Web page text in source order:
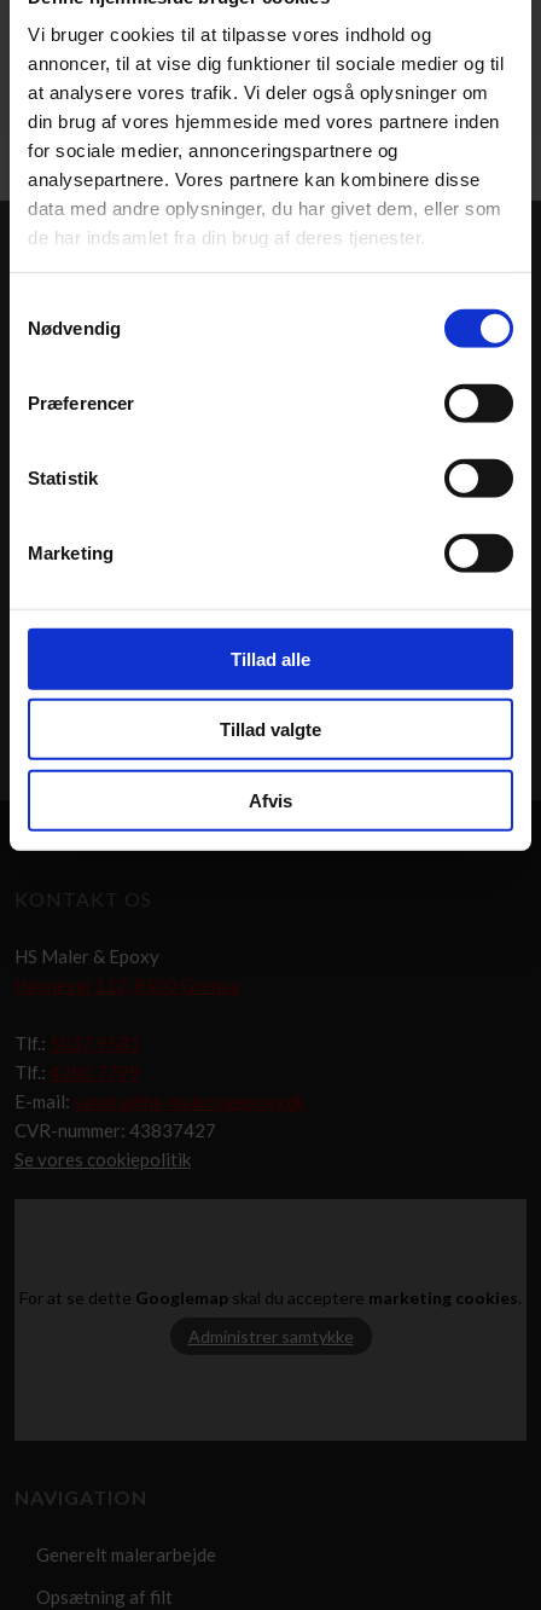
Vi bruger cookies til at tilpasse vores indhold og
annoncer, til at vise dig funktioner til sociale medier og til
at analysere vores trafik. Vi deler også oplysninger om
din brug af vores hjemmeside med vores partnere inden
for sociale medier, annonceringspartnere og
analysepartnere. Vores partnere kan kombinere disse
data med andre oplysninger, du har givet dem, eller som
de har indsamlet fra din brug af deres tjenester.
Nødvendig
Præferencer
Statistik
Marketing
Tillad alle
Tillad valgte
Afvis
KONTAKT OS OG MODTAG ET
UFORPLIGTENDE TILBUD PÅ
Hvis du sidder med nogle spørgsmål til vores malerfirma, eller
tilbyde, så er du meget velkommen til at kontakte os. Vores
personale sidder klar med kompetent vejledning, så tøv endelig
Få uforpligtende tilbud
​KONTAKT OS
HS Maler & Epoxy
Havnevej 112, 8500 Grenaa
Tlf.: 5037 9581
Tlf.: 4280 7799
E-mail: sandra@hs-malerogepoxy.dk
​CVR-nummer: 43837427
Se vores cookiepolitik
For at se dette Googlemap skal du acceptere marketing cookies.
Administrer samtykke
NAVIGATION​
​Generelt malerarbejde
Opsætning af filt